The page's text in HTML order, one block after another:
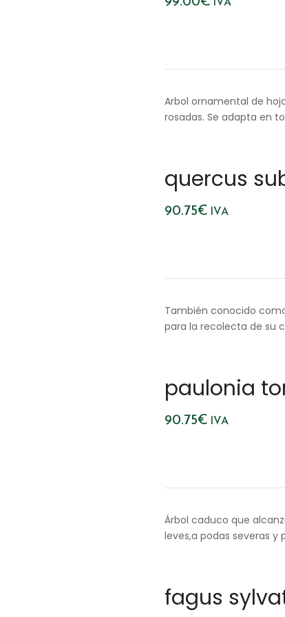
Arbol ornamental de
rosadas. Se adapta en
quercus
90.75€ IVA
También conocido
para la recolecta de su
paulonia
90.75€ IVA
Árbol caduco que
leves,a podas severas y
fagus